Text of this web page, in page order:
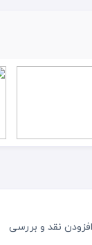
افزودن نقد و بررسی